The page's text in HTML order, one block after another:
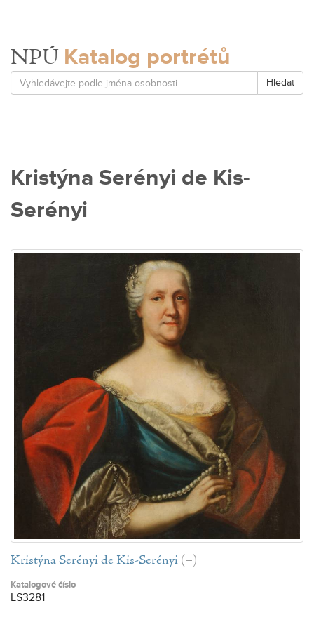
NPÚ Katalog portrétů
Hledat
Kristýna Serényi de Kis-
Serényi
Kristýna Serényi de Kis-Serényi (–)
Katalogové číslo
LS3281